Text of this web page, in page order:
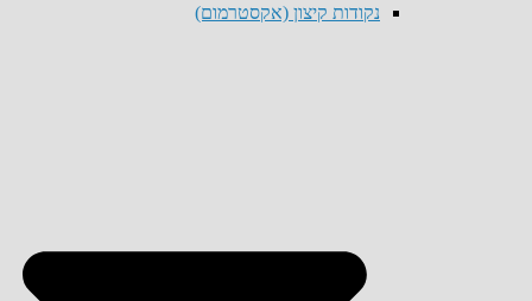
נקודות קיצון (אקסטרמום)